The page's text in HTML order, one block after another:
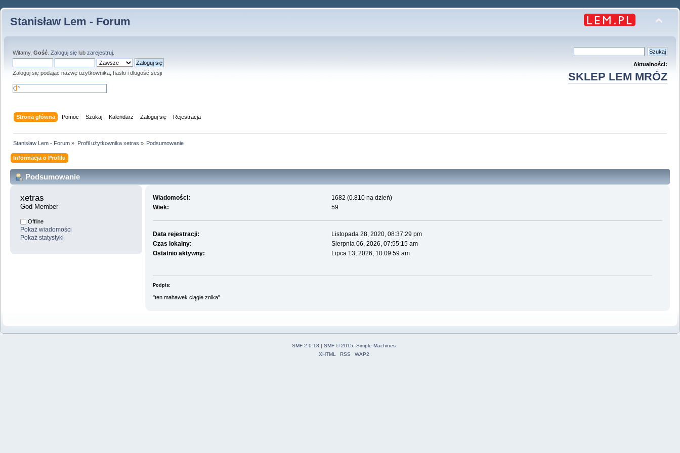
Stanisław Lem - Forum
Witamy, Gość Zaloguj się lub zarejestruj
Zaloguj się podając nazwę użytkownika, hasło i długość sesji
Aktualności:
SKLEP LEM MRÓZ
Strona główna Pomoc Szukaj Kalendarz Zaloguj się Rejestracja
Stanisław Lem - Forum » Profil użytkownika xetras » Podsumowanie
Informacja o Profilu
Podsumowanie
xetras
God Member
Offline
Pokaż wiadomości
Pokaż statystyki
Wiadomości:
1682 (0.810 na dzień)
Wiek:
59
Data rejestracji:
Listopada 28, 2020, 08:37:29 pm
Czas lokalny:
Sierpnia 06, 2026, 07:55:15 am
Ostatnio aktywny:
Lipca 13, 2026, 10:09:59 am
Podpis:
"ten mahawek ciągle znika"
SMF 2.0.18 | SMF © 2015
Simple Machines
XHTML
RSS WAP2